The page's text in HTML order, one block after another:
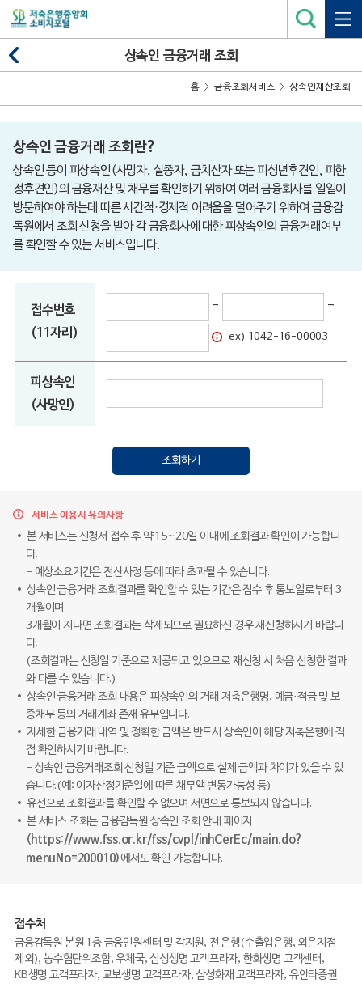
상속인 금융거래 조회
홈 금융조회서비스 상속인재산조회
상속인 금융거래 조회란?
상속인 등이 피상속인(사망자, 실종자, 금치산자 또는 피성년후견인, 피한
정후견인)의 금융재산 및 채무를 확인하기 위하여 여러 금융회사를 일일이
방문하여야 하는데 따른 시간적·경제적 어려움을 덜어주기 위하여 금융감
독원에서 조회 신청을 받아 각 금융회사에 대한 피상속인의 금융거래여부
를 확인할 수 있는 서비스입니다.
접수번호
(11자리)
- -
ex) 1042-16-00003
피상속인
(사망인)
조회하기
서비스 이용시 유의사항
본 서비스는 신청서 접수 후 약 15~20일 이내에 조회결과 확인이 가능합니
다.
- 예상소요기간은 전산사정 등에 따라 초과될 수 있습니다.
상속인 금융거래 조회결과를 확인할 수 있는 기간은 접수 후 통보일로부터 3
개월이며
3개월이 지나면 조회결과는 삭제되므로 필요하신 경우 재신청하시기 바랍니
다.
(조회결과는 신청일 기준으로 제공되고 있으므로 재신청 시 처음 신청한 결과
와 다를 수 있습니다.)
상속인 금융거래 조회 내용은 피상속인의 거래 저축은행명, 예금·적금 및 보
증채무 등의 거래계좌 존재 유무입니다.
자세한 금융거래 내역 및 정확한 금액은 반드시 상속인이 해당 저축은행에 직
접 확인하시기 바랍니다.
- 상속인 금융거래조회 신청일 기준 금액으로 실제 금액과 차이가 있을 수 있
습니다.(예: 이자산정기준일에 따른 채무액 변동가능성 등)
유선으로 조회결과를 확인할 수 없으며 서면으로 통보되지 않습니다.
본 서비스 조회는 금융감독원 상속인 조회 안내 페이지
(https://www.fss.or.kr/fss/cvpl/inhCerEc/main.do?
menuNo=200010) 에서도 확인 가능합니다.
접수처
금융감독원 본원 1층 금융민원센터 및 각지원, 전 은행(수출입은행, 외은지점
제외), 농수협단위조합, 우체국, 삼성생명 고객프라자, 한화생명 고객센터,
KB생명 고객프라자, 교보생명 고객프라자, 삼성화재 고객프라자, 유안타증권